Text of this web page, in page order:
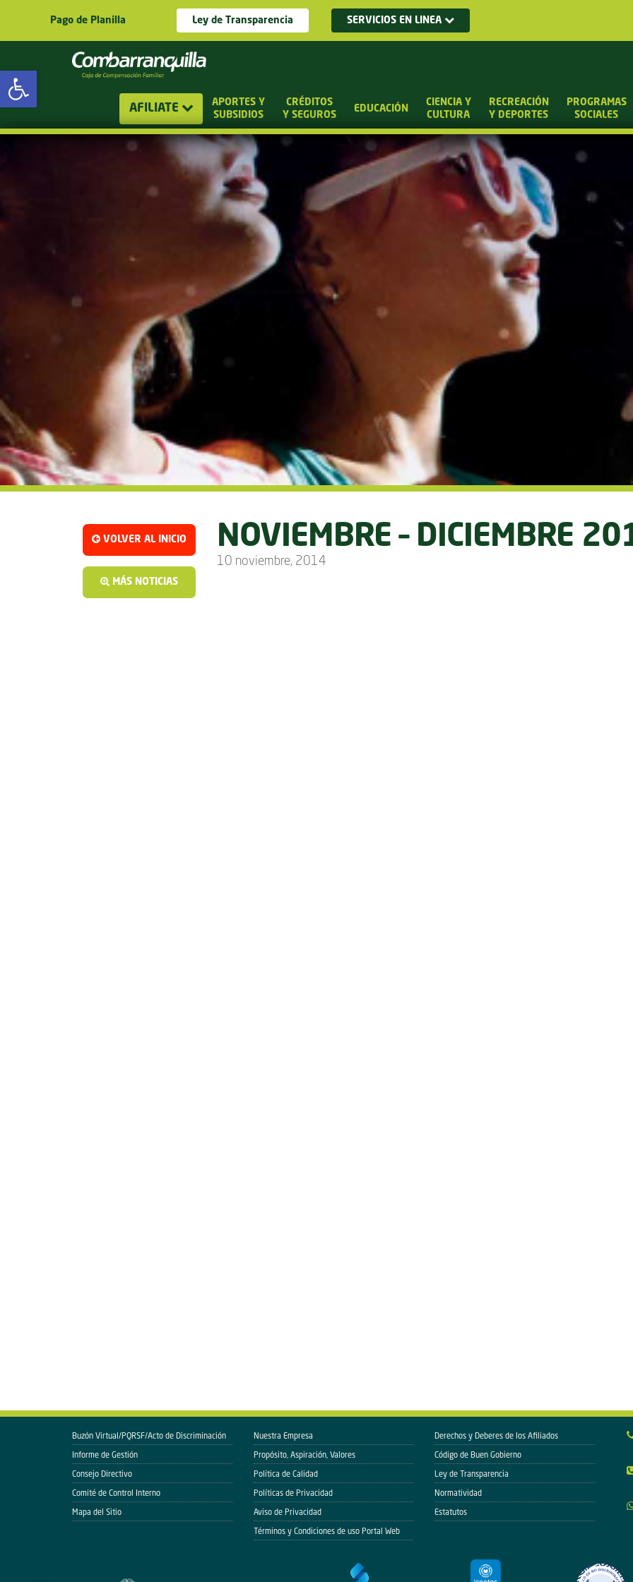
Abrir barra de herramientas
Pago de Planilla Ley de Transparencia SERVICIOS EN LINEA
AFILIATE
APORTES Y
SUBSIDIOS
CRÉDITOS
Y SEGUROS
EDUCACIÓN
CIENCIA Y
CULTURA
RECREACIÓN
Y DEPORTES
PROGRAMAS
SOCIALES
VOLVER AL INICIO
MÁS NOTICIAS
NOVIEMBRE – DICIEMBRE
10 noviembre, 2014
Buzón Virtual/PQRSF/Acto de Discriminación
Informe de Gestión
Consejo Directivo
Comité de Control Interno
Mapa del Sitio
Nuestra Empresa
Propósito, Aspiración, Valores
Política de Calidad
Políticas de Privacidad
Aviso de Privacidad
Términos y Condiciones de uso Portal Web
Derechos y Deberes de los Afiliados
Código de Buen Gobierno
Ley de Transparencia
Normatividad
Estatutos